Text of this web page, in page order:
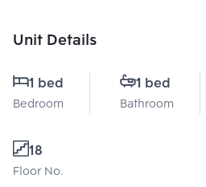
Unit Details
1 bed
Bedroom
1 bed
Bathroom
18
Floor No.